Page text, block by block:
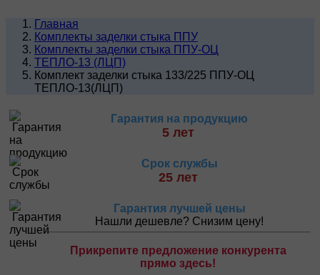
Главная
Комплекты заделки стыка ППУ
Комплекты заделки стыка ППУ-ОЦ
ТЕПЛО-13 (ЛЦП)
Комплект заделки стыка 133/225 ППУ-ОЦ
ТЕПЛО-13(ЛЦП)
Гарантия на продукцию
5 лет
Срок службы
25 лет
Гарантия лучшей цены
Нашли дешевле? Снизим цену!
Прикрепите предложение конкурента
прямо здесь!